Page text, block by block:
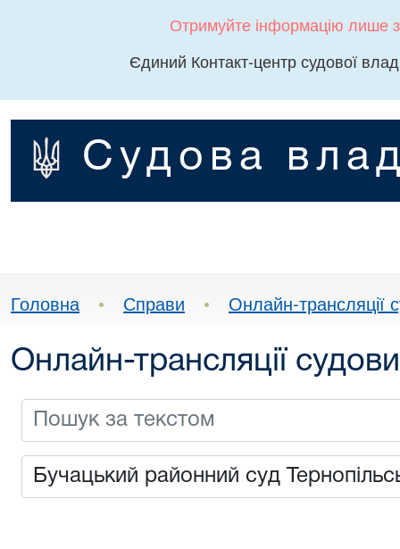
Отримуйте інформацію лише
Єдиний Контакт-центр судової
Судова
Головна • Справи • Онлайн-трансляції
Онлайн-трансляції